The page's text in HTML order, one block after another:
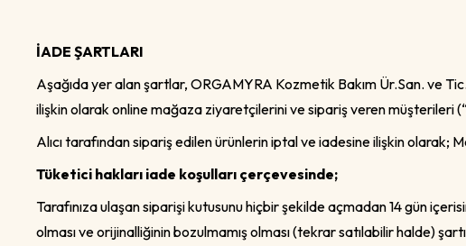
İADE ŞARTLARI
Aşağıda yer alan şartlar, ORGAMYRA Kozmetik Bakım Ür.San. ve
ilişkin olarak online mağaza ziyaretçilerini ve sipariş veren müşterileri
Alıcı tarafından sipariş edilen ürünlerin iptal ve iadesine ilişkin olarak;
Tüketici hakları iade koşulları çerçevesinde;
Tarafınıza ulaşan siparişi kutusunu hiçbir şekilde açmadan 14 gün
olması ve orijinalliğinin bozulmamış olması (tekrar satılabilir halde)